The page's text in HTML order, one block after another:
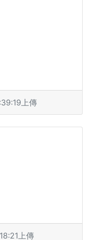
上傳
上傳